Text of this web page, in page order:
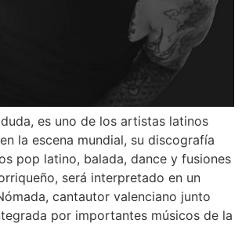
es uno de los artistas latinos
la escena mundial, su discografía
pop latino, balada, dance y fusiones
será interpretado en un
cantautor valenciano junto
por importantes músicos de la